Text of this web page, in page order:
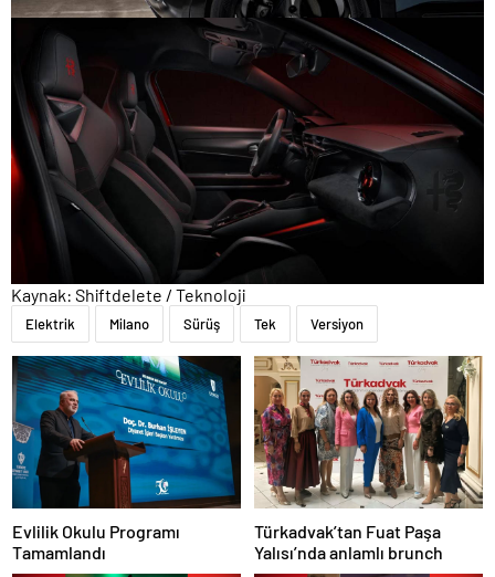
Kaynak: Shiftdelete / Teknoloji
Elektrik Milano Sürüş Tek Versiyon
Evlilik Okulu Programı
Tamamlandı
Türkadvak’tan Fuat Paşa
Yalısı’nda anlamlı brunch